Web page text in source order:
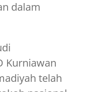
dalam
Kurniawan
telah